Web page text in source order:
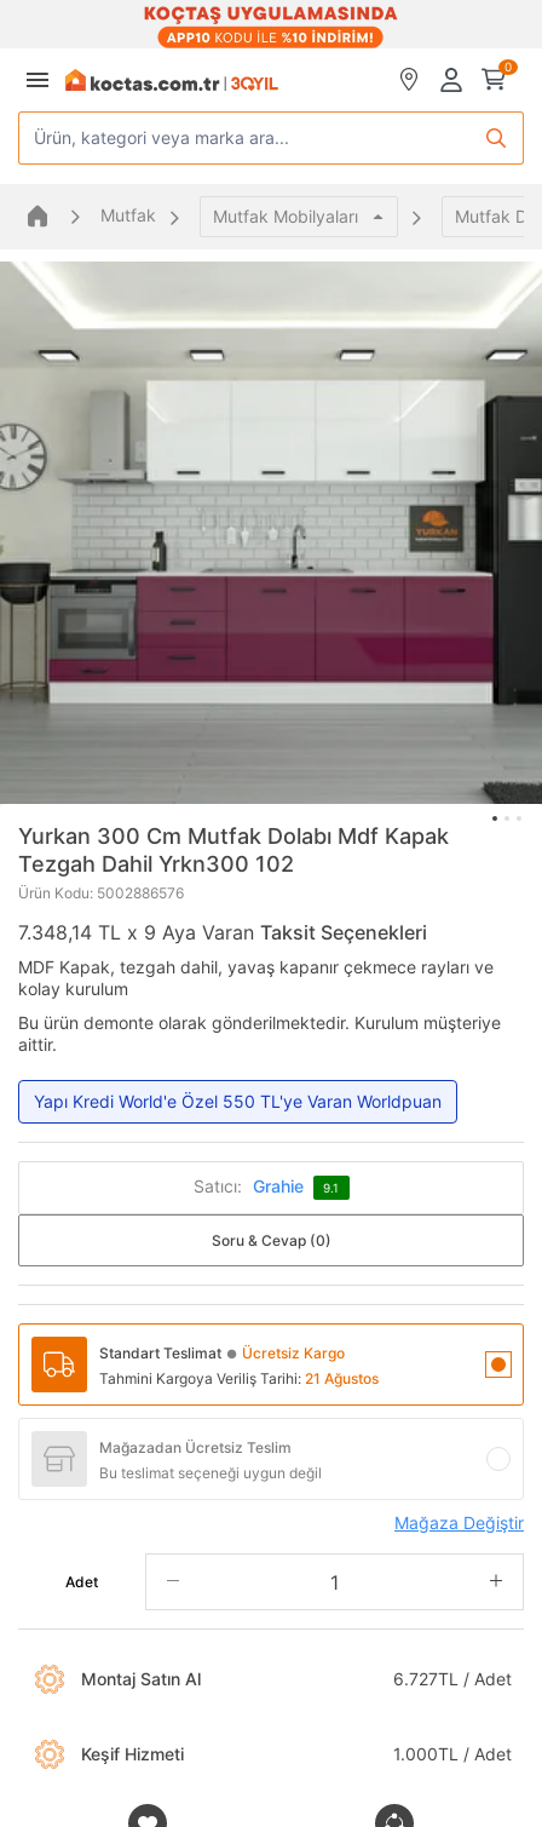
0
Ürün, kategori veya marka ara...
Mutfak Mutfak Mobilyaları Mutfak
Yurkan 300 Cm Mutfak Dolabı Mdf Kapak
Tezgah Dahil Yrkn300 102
Ürün Kodu: 5002886576
7.348,14 TL x 9 Aya Varan Taksit Seçenekleri
MDF Kapak, tezgah dahil, yavaş kapanır çekmece rayları ve
kolay kurulum
Bu ürün demonte olarak gönderilmektedir. Kurulum müşteriye
aittir.
Yapı Kredi World'e Özel 550 TL'ye Varan Worldpuan
Satıcı: Grahie 9.1
Soru & Cevap (0)
Standart Teslimat ● Ücretsiz Kargo
Tahmini Kargoya Veriliş Tarihi: 21 Ağustos
Mağazadan Ücretsiz Teslim
Bu teslimat seçeneği uygun değil
Mağaza Değiştir
Adet
Montaj Satın Al 6.727TL / Adet
Keşif Hizmeti 1.000TL / Adet